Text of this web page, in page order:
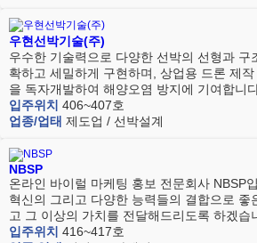
우현선박기술(주)
우수한 기술력으로 다양한 선박의 선형과 구
확하고 세밀하게 구현하며, 상업용 드론 제
을 독자개발하여 해양오염 방지에 기여합니
입주위치 406~407호
업종/업태 제도업 / 선박설계
NBSP
온라인 바이럴 마케팅 홍보 전문회사 NBSP
혁신의 그리고 다양한 능력들의 결합으로 좋
고 그 이상의 가치를 전달해드리도록 하겠습
입주위치 416~417호